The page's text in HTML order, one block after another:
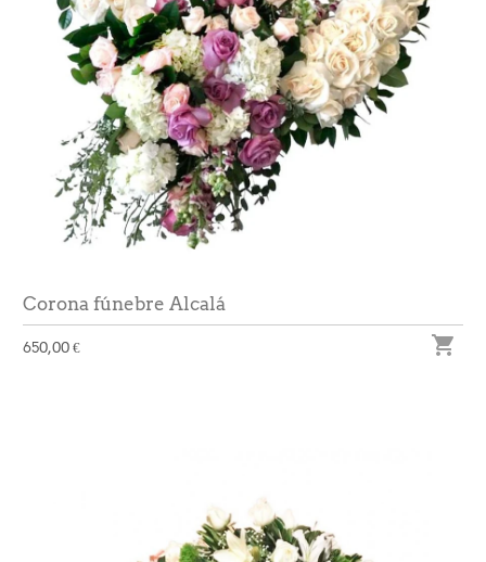
Corona fúnebre Alcalá
650,00 € 